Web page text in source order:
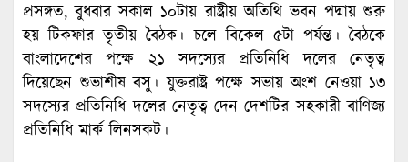
প্রসঙ্গত, বুধবার সকাল ১০টায় রাষ্ট্রীয় অতিথি ভবন পদ্মায় শুরু
হয় টিকফার তৃতীয় বৈঠক। চলে বিকেল ৫টা পর্যন্ত। বৈঠকে
বাংলাদেশের পক্ষে ২১ সদস্যের প্রতিনিধি দলের নেতৃত্ব
দিয়েছেন শুভাশীষ বসু। যুক্তরাষ্ট্র পক্ষে সভায় অংশ নেওয়া ১৩
সদস্যের প্রতিনিধি দলের নেতৃত্ব দেন দেশটির সহকারী বাণিজ্য
প্রতিনিধি মার্ক লিনসকট।